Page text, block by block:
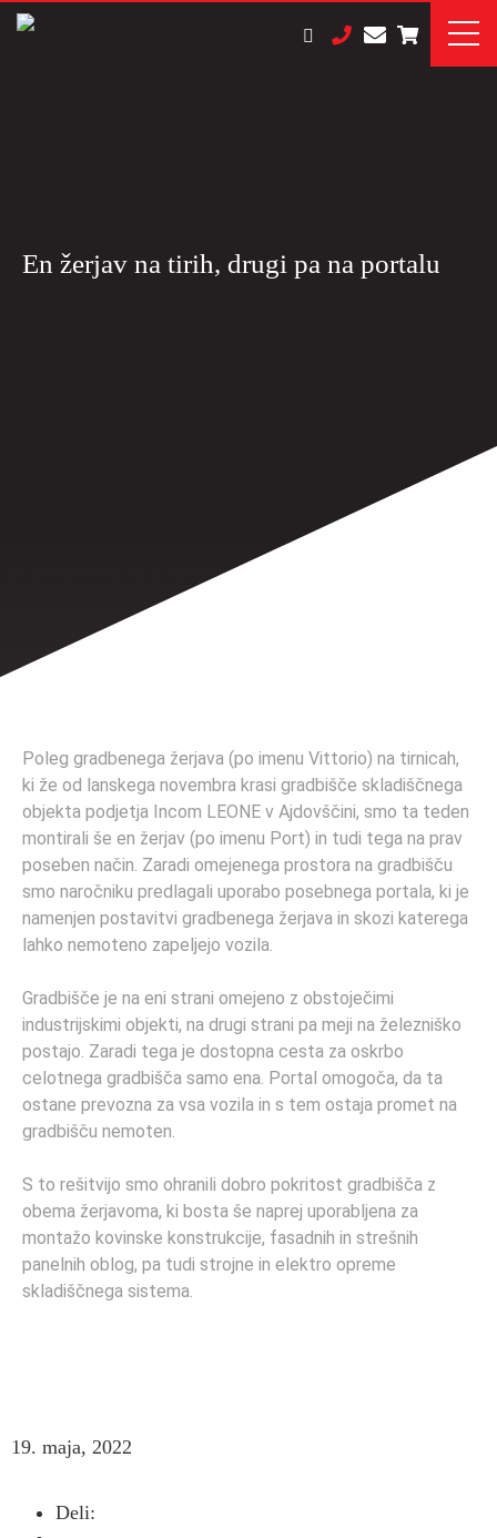
En žerjav na tirih, drugi pa na portalu
Poleg gradbenega žerjava (po imenu Vittorio) na tirnicah,
ki že od lanskega novembra krasi gradbišče skladiščnega
objekta podjetja Incom LEONE v Ajdovščini, smo ta teden
montirali še en žerjav (po imenu Port) in tudi tega na prav
poseben način. Zaradi omejenega prostora na gradbišču
smo naročniku predlagali uporabo posebnega portala, ki je
namenjen postavitvi gradbenega žerjava in skozi katerega
lahko nemoteno zapeljejo vozila.
Gradbišče je na eni strani omejeno z obstoječimi
industrijskimi objekti, na drugi strani pa meji na železniško
postajo. Zaradi tega je dostopna cesta za oskrbo
celotnega gradbišča samo ena. Portal omogoča, da ta
ostane prevozna za vsa vozila in s tem ostaja promet na
gradbišču nemoten.
S to rešitvijo smo ohranili dobro pokritost gradbišča z
obema žerjavoma, ki bosta še naprej uporabljena za
montažo kovinske konstrukcije, fasadnih in strešnih
panelnih oblog, pa tudi strojne in elektro opreme
skladiščnega sistema.
19. maja, 2022
Deli: